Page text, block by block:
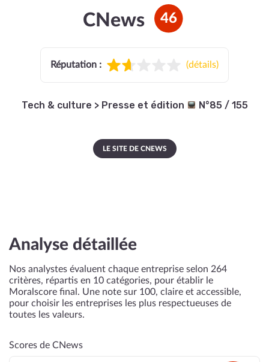
CNews 46
Réputation : (détails)
Tech & culture > Presse et édition N°85 / 155
LE SITE DE CNEWS
Analyse détaillée
Nos analystes évaluent chaque entreprise selon 264
critères, répartis en 10 catégories, pour établir le
Moralscore final. Une note sur 100, claire et accessible,
pour choisir les entreprises les plus respectueuses de
toutes les valeurs.
Scores de CNews